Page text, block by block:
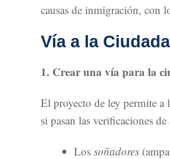
causas de inmigración, con
Vía a la
1. Crear una vía para la
El proyecto de ley permite a
si pasan las verificaciones
Los soñadores